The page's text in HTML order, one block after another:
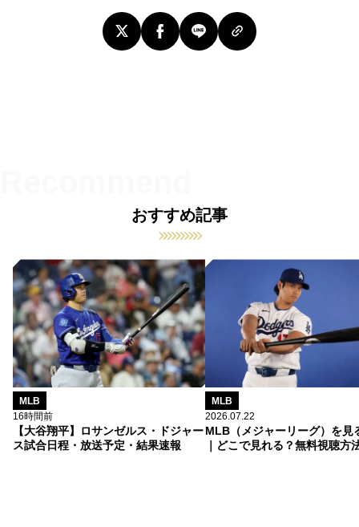
おすすめ記事
MLB
16時間前
【大谷翔平】ロサンゼルス・ドジャー
ス試合日程・放送予定・結果速報
MLB
2026.07.22
MLB（メジャーリーグ）を見
｜どこで見れる？無料視聴方